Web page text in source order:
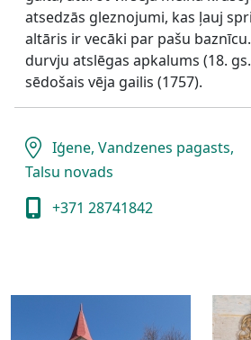
atsedzās gleznojumi, kas ļauj
altāris ir vecāki par pašu
durvju atslēgas apkalums (18.
sēdošais vēja gailis (1757).
Iģene, Vandzenes pagasts,
Talsu novads
+371 28741842